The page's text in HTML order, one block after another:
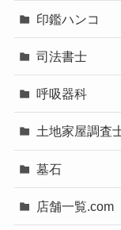
印鑑ハンコ
司法書士
呼吸器科
土地家屋調査
墓石
店舗一覧.com